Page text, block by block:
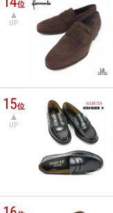
位
UP
15位
UP